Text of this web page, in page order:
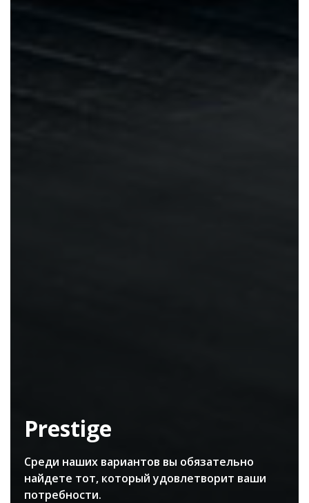
Prestige
Среди наших вариантов вы обязательно
найдете тот, который удовлетворит ваши
потребности.